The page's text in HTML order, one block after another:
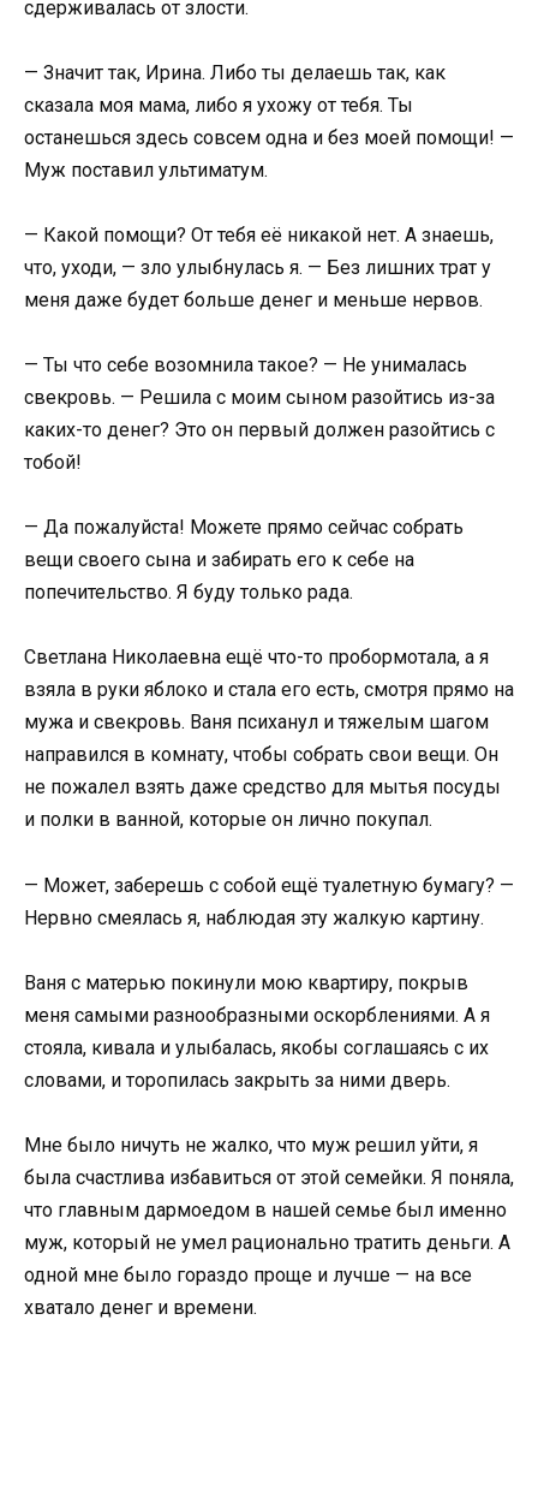
сдерживалась от злости.
— Значит так, Ирина. Либо ты делаешь так, как
сказала моя мама, либо я ухожу от тебя. Ты
останешься здесь совсем одна и без моей помощи! —
Муж поставил ультиматум.
— Какой помощи? От тебя её никакой нет. А знаешь,
что, уходи, — зло улыбнулась я. — Без лишних трат у
меня даже будет больше денег и меньше нервов.
— Ты что себе возомнила такое? — Не унималась
свекровь. — Решила с моим сыном разойтись из-за
каких-то денег? Это он первый должен разойтись с
тобой!
— Да пожалуйста! Можете прямо сейчас собрать
вещи своего сына и забирать его к себе на
попечительство. Я буду только рада.
Светлана Николаевна ещё что-то пробормотала, а я
взяла в руки яблоко и стала его есть, смотря прямо на
мужа и свекровь. Ваня психанул и тяжелым шагом
направился в комнату, чтобы собрать свои вещи. Он
не пожалел взять даже средство для мытья посуды
и полки в ванной, которые он лично покупал.
— Может, заберешь с собой ещё туалетную бумагу? —
Нервно смеялась я, наблюдая эту жалкую картину.
Ваня с матерью покинули мою квартиру, покрыв
меня самыми разнообразными оскорблениями. А я
стояла, кивала и улыбалась, якобы соглашаясь с их
словами, и торопилась закрыть за ними дверь.
Мне было ничуть не жалко, что муж решил уйти, я
была счастлива избавиться от этой семейки. Я поняла,
что главным дармоедом в нашей семье был именно
муж, который не умел рационально тратить деньги. А
одной мне было гораздо проще и лучше — на все
хватало денег и времени.